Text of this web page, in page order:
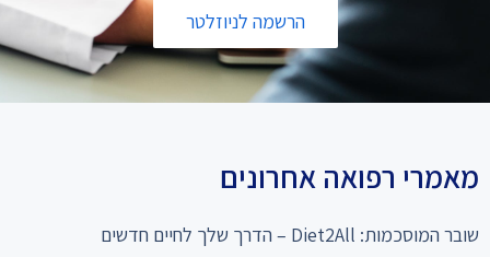
שובר המוסכמות: Diet2All – הדרך שלך לחיים חדשים
איך דיאטה קלה ומהירה של קובי עזרא מחטבת את הגוף ומצליחה